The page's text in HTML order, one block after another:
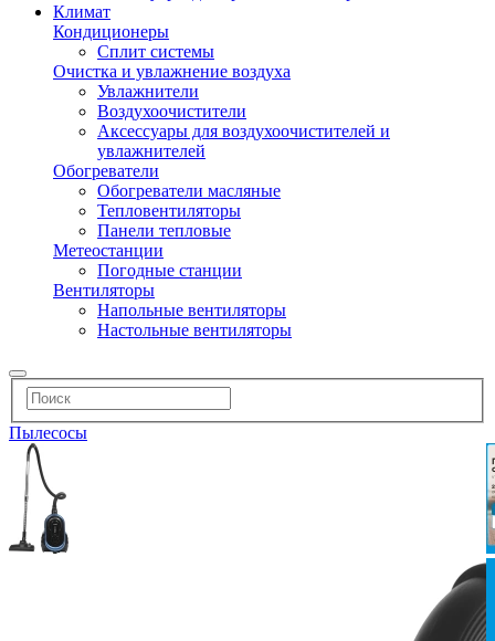
Климат
Кондиционеры
Сплит системы
Очистка и увлажнение воздуха
Увлажнители
Воздухоочистители
Аксессуары для воздухоочистителей и
увлажнителей
Обогреватели
Обогреватели масляные
Тепловентиляторы
Панели тепловые
Метеостанции
Погодные станции
Вентиляторы
Напольные вентиляторы
Настольные вентиляторы
Пылесосы